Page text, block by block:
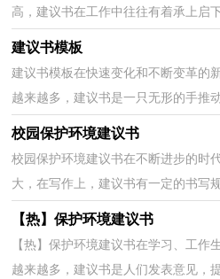
高，建议书在工作中往往有着承上启
建议书感到非常苦恼吧，下面是小编
建议书模板
建议书模板在快速变化和不断变革的
越来越多，建议书是一只无形的手推
展。相信很多朋友都对写建议书感到
校园保护环境建议书
校园保护环境建议书在不断进步的时
大，在写作上，建议书有一定的书写
呢？下面是小编为大家整理的校园保
【热】保护环境建议书
【热】保护环境建议书在学习、工作
越来越多，建议书是人们发表意见，